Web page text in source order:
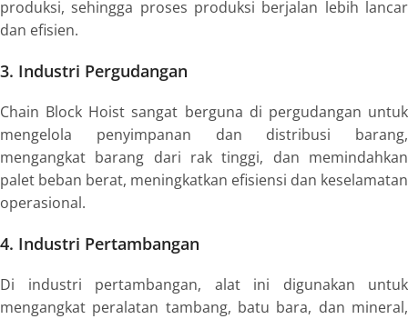
produksi, sehingga proses produksi berjalan lebih lancar
dan efisien.
3. Industri Pergudangan
Chain Block Hoist sangat berguna di pergudangan untuk
mengelola penyimpanan dan distribusi barang,
mengangkat barang dari rak tinggi, dan memindahkan
palet beban berat, meningkatkan efisiensi dan keselamatan
operasional.
4. Industri Pertambangan
Di industri pertambangan, alat ini digunakan untuk
mengangkat peralatan tambang, batu bara, dan mineral,